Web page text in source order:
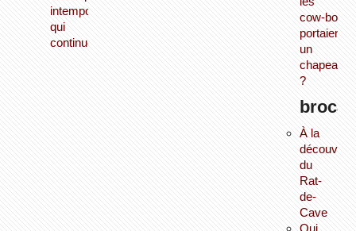
intemporel
qui
continue...
cow‑boys
un
chapeau
?
À la
du
Rat-
de-
Cave